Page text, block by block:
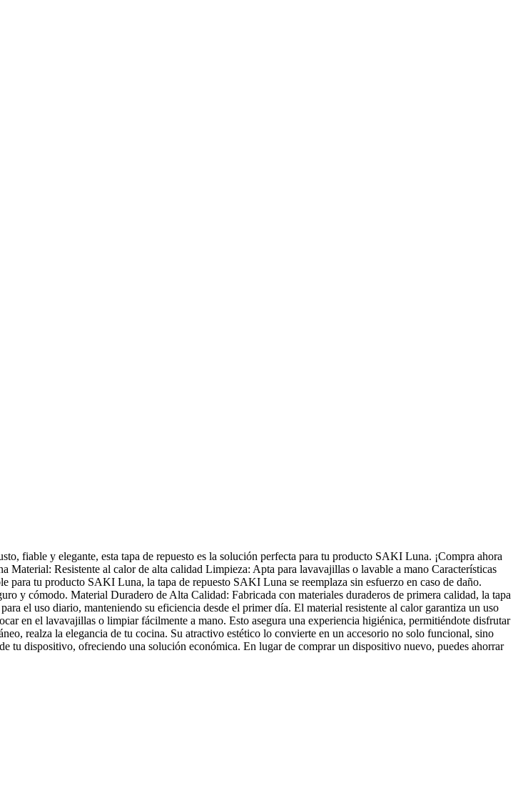
fiable y elegante, esta tapa de repuesto es la solución perfecta para tu producto SAKI Luna. ¡Compra ahora
Resistente al calor de alta calidad Limpieza: Apta para lavavajillas o lavable a mano Características
para tu producto SAKI Luna, la tapa de repuesto SAKI Luna se reemplaza sin esfuerzo en caso de daño.
y cómodo. Material Duradero de Alta Calidad: Fabricada con materiales duraderos de primera calidad, la tapa
el uso diario, manteniendo su eficiencia desde el primer día. El material resistente al calor garantiza un uso
en el lavavajillas o limpiar fácilmente a mano. Esto asegura una experiencia higiénica, permitiéndote disfrutar
realza la elegancia de tu cocina. Su atractivo estético lo convierte en un accesorio no solo funcional, sino
dispositivo, ofreciendo una solución económica. En lugar de comprar un dispositivo nuevo, puedes ahorrar